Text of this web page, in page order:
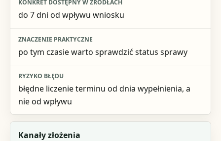
Znaczenie praktyczne
do 7 dni od wpływu wniosku
po tym czasie warto sprawdzić status sprawy
błędne liczenie terminu od dnia wypełnienia, a
nie od wpływu
Kanały złożenia